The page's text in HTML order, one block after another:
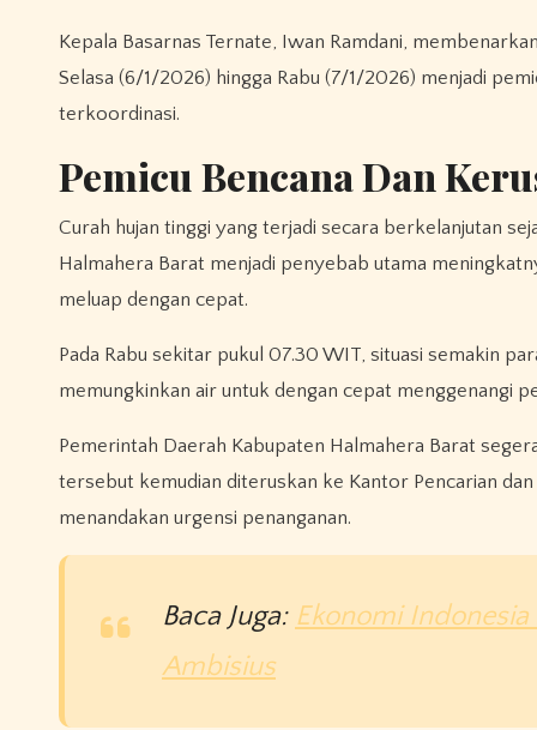
Kepala Basarnas Ternate, Iwan Ramdani,
Selasa (6/1/2026) hingga Rabu (7/1/2026) menjadi
terkoordinasi.
Pemicu Bencana Dan
Curah hujan tinggi yang terjadi secara berkelanjutan
Halmahera Barat menjadi penyebab utama
meluap dengan cepat.
Pada Rabu sekitar pukul 07.30 WIT, situasi semakin
memungkinkan air untuk dengan cepat menggenangi
Pemerintah Daerah Kabupaten Halmahera Barat
tersebut kemudian diteruskan ke Kantor Pencarian
menandakan urgensi penanganan.
Baca Juga: Ekonomi
Ambisius